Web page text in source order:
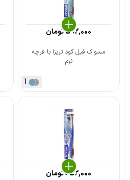
مسواک فیل گود تریزا با فرچه
نرم
592,000تومان
1
652,000تومان